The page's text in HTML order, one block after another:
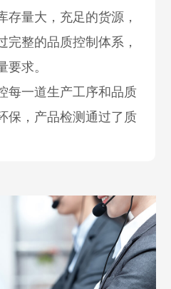
存量大，充足的货源，
完整的品质控制体系，
要求。
每一道生产工序和品质
保，产品检测通过了质